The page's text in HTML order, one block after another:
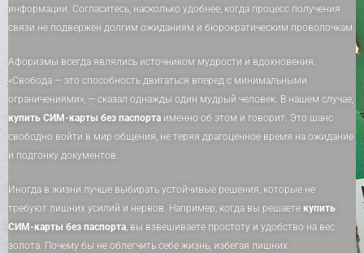
информации. Согласитесь, насколько удобнее, когда процесс получения
связи не подвержен долгим ожиданиям и бюрократическим проволочкам.
Афоризмы всегда являлись источником мудрости и вдохновения.
«Свобода — это способность двигаться вперед с минимальными
ограничениями», — сказал однажды один мудрый человек. В нашем случае,
купить СИМ-карты без паспорта именно об этом и говорит. Это шанс
свободно войти в мир общения, не теряя драгоценное время на ожидание
и подгонку документов.
Иногда в жизни лучше выбирать устойчивые решения, которые не
требуют лишних усилий и нервов. Например, когда вы решаете купить
СИМ-карты без паспорта, вы взвешиваете простоту и удобство на вес
золота. Почему бы не облегчить себе жизнь, избегая лишних